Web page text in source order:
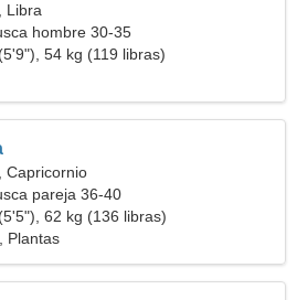
Libra
hombre 30-35
54 kg (119 libras)
Capricornio
pareja 36-40
62 kg (136 libras)
Plantas